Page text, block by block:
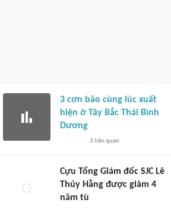
3 cơn bão cùng lúc xuất
hiện ở Tây Bắc Thái Bình
Dương
3 liên quan
Cựu Tổng Giám đốc SJC Lê
Thúy Hằng được giảm 4
năm tù